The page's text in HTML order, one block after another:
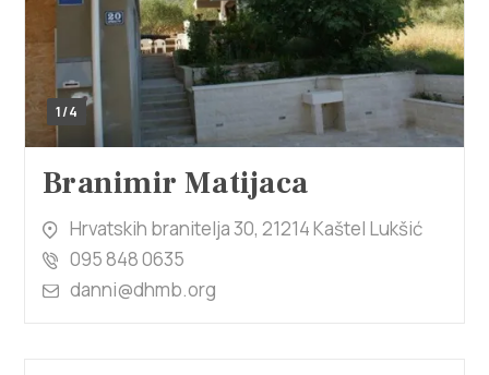
1/4
Branimir Matijaca
Hrvatskih branitelja 30, 21214 Kaštel Lukšić
095 848 0635
danni@dhmb.org